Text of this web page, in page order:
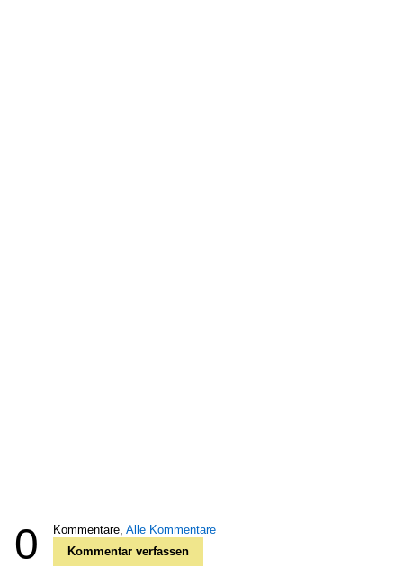
0 Kommentare, Alle Kommentare
Kommentar verfassen